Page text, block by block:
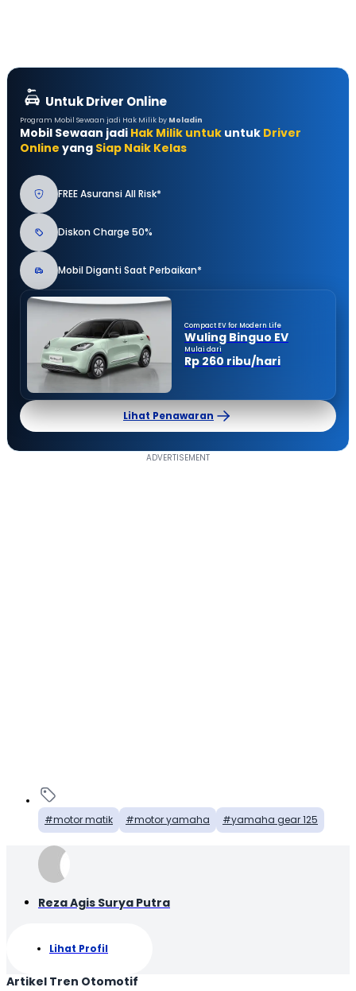
Untuk Driver Online
Program Mobil Sewaan jadi Hak Milik by Moladin
Mobil Sewaan jadi Hak Milik untuk untuk Driver
Online yang Siap Naik Kelas
FREE Asuransi All Risk*
Diskon Charge 50%
Mobil Diganti Saat Perbaikan*
Compact EV for Modern Life
Wuling Binguo EV
Mulai dari
Rp 260 ribu/hari
Lihat Penawaran
motor matik motor yamaha yamaha gear 125
Reza Agis Surya Putra
Lihat Profil
Artikel Tren Otomotif